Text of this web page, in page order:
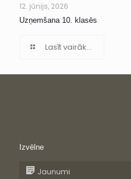
12. jūnijs, 2026
Uzņemšana 10. klasēs
Lasīt vairāk...
Izvēlne
Jaunumi